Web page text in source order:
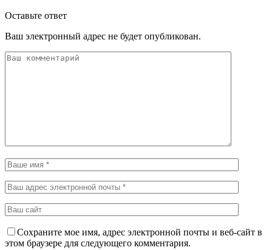
Оставьте ответ
Ваш электронный адрес не будет опубликован.
Сохраните мое имя, адрес электронной почты и веб-сайт в
этом браузере для следующего комментария.